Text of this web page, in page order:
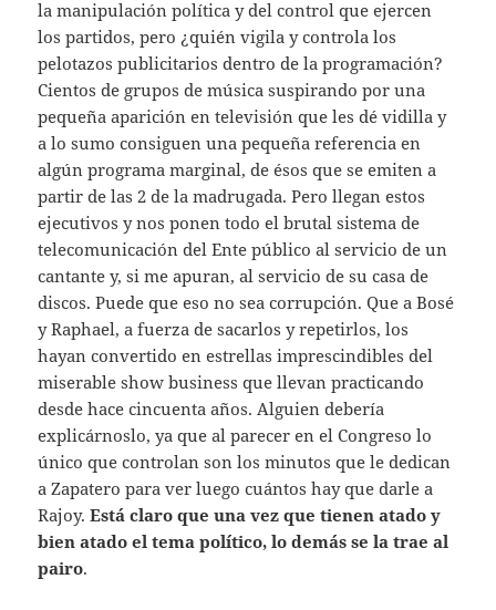
la manipulación política y del control que ejercen
los partidos, pero ¿quién vigila y controla los
pelotazos publicitarios dentro de la programación?
Cientos de grupos de música suspirando por una
pequeña aparición en televisión que les dé vidilla y
a lo sumo consiguen una pequeña referencia en
algún programa marginal, de ésos que se emiten a
partir de las 2 de la madrugada. Pero llegan estos
ejecutivos y nos ponen todo el brutal sistema de
telecomunicación del Ente público al servicio de un
cantante y, si me apuran, al servicio de su casa de
discos. Puede que eso no sea corrupción. Que a Bosé
y Raphael, a fuerza de sacarlos y repetirlos, los
hayan convertido en estrellas imprescindibles del
miserable show business que llevan practicando
desde hace cincuenta años. Alguien debería
explicárnoslo, ya que al parecer en el Congreso lo
único que controlan son los minutos que le dedican
a Zapatero para ver luego cuántos hay que darle a
Rajoy.Está claro que una vez que tienen atado y
bien atado el tema político, lo demás se la trae al
pairo.